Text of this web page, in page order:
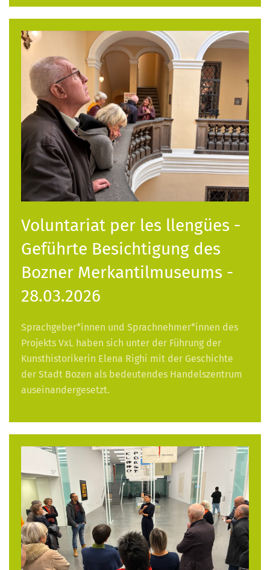
Voluntariat per les llengües -
Geführte Besichtigung des
Bozner Merkantilmuseums -
28.03.2026
Sprachgeber*innen und Sprachnehmer*innen des
Projekts VxL haben sich unter der Führung der
Kunsthistorikerin Elena Righi mit der Geschichte
der Stadt Bozen als bedeutendes Handelszentrum
auseinandergesetzt.